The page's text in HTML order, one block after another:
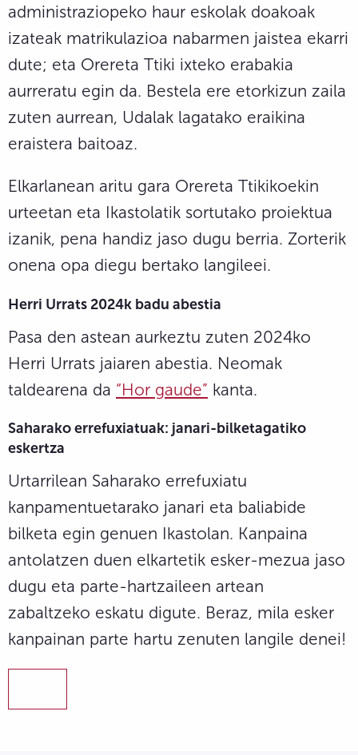
administraziopeko haur eskolak doakoak
izateak matrikulazioa nabarmen jaistea ekarri
dute; eta Orereta Ttiki ixteko erabakia
aurreratu egin da. Bestela ere etorkizun zaila
zuten aurrean, Udalak lagatako eraikina
eraistera baitoaz.
Elkarlanean aritu gara Orereta Ttikikoekin
urteetan eta Ikastolatik sortutako proiektua
izanik, pena handiz jaso dugu berria. Zorterik
onena opa diegu bertako langileei.
Herri Urrats 2024k badu abestia
Pasa den astean aurkeztu zuten 2024ko
Herri Urrats jaiaren abestia. Neomak
taldearena da “Hor gaude” kanta.
Saharako errefuxiatuak: janari-bilketagatiko
eskertza
Urtarrilean Saharako errefuxiatu
kanpamentuetarako janari eta baliabide
bilketa egin genuen Ikastolan. Kanpaina
antolatzen duen elkartetik esker-mezua jaso
dugu eta parte-hartzaileen artean
zabaltzeko eskatu digute. Beraz, mila esker
kanpainan parte hartu zenuten langile denei!